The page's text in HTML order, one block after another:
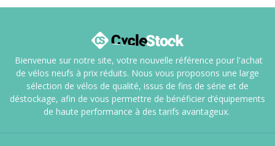
Bienvenue sur notre site, votre nouvelle référence pour l'achat
de vélos neufs à prix réduits. Nous vous proposons une large
sélection de vélos de qualité, issus de fins de série et de
déstockage, afin de vous permettre de bénéficier d’équipements
de haute performance à des tarifs avantageux.